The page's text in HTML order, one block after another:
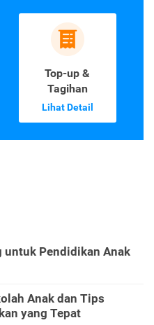
Top-up &
Tagihan
Lihat Detail
untuk Pendidikan Anak
Anak dan Tips
yang Tepat